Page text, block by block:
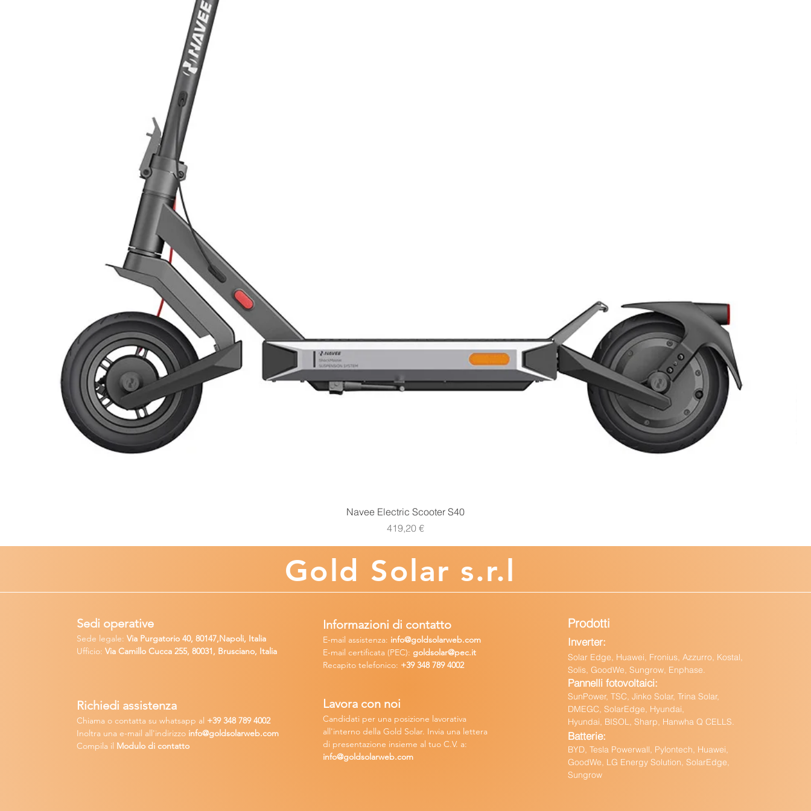
Vista rapida
Navee Electric Scooter S40
Prezzo
419,20 €
Gold Solar s.r.l
Sedi operative
Sede legale:Via Purgatorio 40, 80147,Napoli, Italia
Ufficio:Via Camillo Cucca 255, 80031, Brusciano, Italia
Richiedi assistenza
Chiama o contatta su whatsapp al +39 348 789 4002
Inoltra una e-mail all'indirizzo info@goldsolarweb.com
Compila il Modulo di contatto
Lavora con noi
Candidati per una posizione lavorativa
all'interno della Gold Solar. Invia una lettera
di presentazione insieme al tuo C.V. a:
info@goldsolarweb.com
Informazioni di contatto
E-mail assistenza: info@goldsolarweb.com
E-mail certificata (PEC): goldsolar@pec.it
Recapito telefonico: +39 348789 4002
Prodotti
Inverter:
Solar Edge, Huawei, Fronius, Azzurro, Kostal,
Solis, GoodWe, Sungrow, Enphase.
Pannelli fotovoltaici:
SunPower, TSC, Jinko Solar, Trina Solar,
DMEGC, SolarEdge, Hyundai,
Hyundai, BISOL, Sharp, Hanwha Q CELLS.
Batterie:
BYD, Tesla Powerwall, Pylontech, Huawei,
GoodWe, LG Energy Solution, SolarEdge,
Sungrow